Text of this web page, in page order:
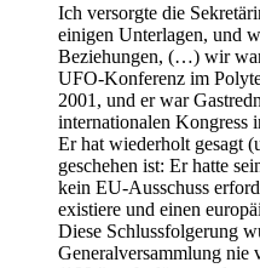
Ich versorgte die
einigen Unterlagen, und
Beziehungen, (…) wir
UFO-Konferenz im
2001, und er war
internationalen Kongress
Er hat wiederholt gesagt
geschehen ist: Er hatte
kein EU-Ausschuss
existiere und einen
Diese Schlussfolgerung
Generalversammlung nie